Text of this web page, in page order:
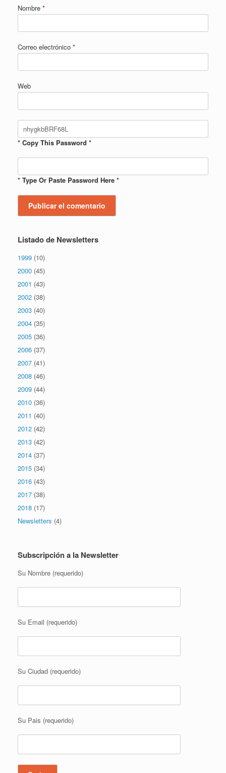
Nombre *
Correo electrónico *
Web
* Copy This Password *
* Type Or Paste Password Here *
Listado de Newsletters
1999 (10)
2000 (45)
2001 (43)
2002 (38)
2003 (40)
2004 (35)
2005 (36)
2006 (37)
2007 (41)
2008 (46)
2009 (44)
2010 (36)
2011 (40)
2012 (42)
2013 (42)
2014 (37)
2015 (34)
2016 (43)
2017 (38)
2018 (17)
Newsletters (4)
Subscripción a la Newsletter
Su Nombre (requerido)
Su Email (requerido)
Su Ciudad (requerido)
Su Pais (requerido)